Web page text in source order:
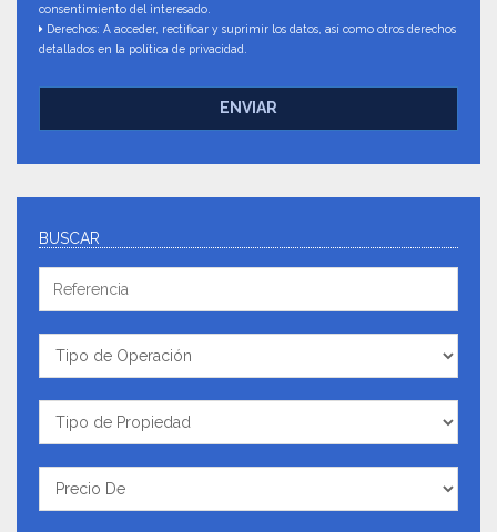
consentimiento del interesado.
Derechos: A acceder, rectificar y suprimir los datos, así como otros derechos
detallados en la política de privacidad.
ENVIAR
BUSCAR
Referencia
Tipo
de
Operación
Tipo
de
Propiedad
Precio
De